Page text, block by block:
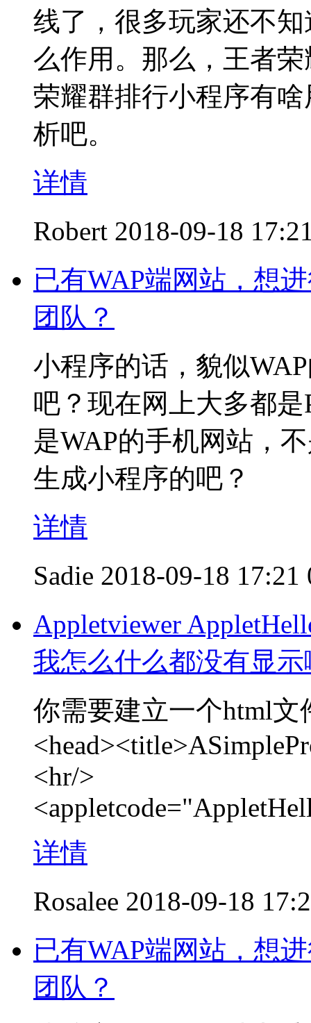
线了，很多玩家还不
么作用。那么，王者
荣耀群排行小程序有
析吧。
详情
Robert 2018-09-18
已有WAP端网站，想
团队？
小程序的话，貌似
吧？现在网上大多都
是WAP的手机网站，
生成小程序的吧？
详情
Sadie 2018-09-18 17:21
Appletviewer
我怎么什么都没有显示
你需要建立一个html
<hr/>
详情
Rosalee 2018-09-18
已有WAP端网站，想
团队？